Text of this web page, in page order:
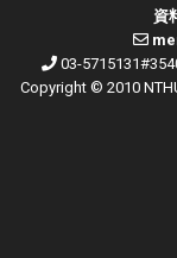
資
03-
Copyright © 2010